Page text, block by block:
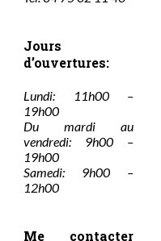
Jours
d’ouvertures:
Lundi: 11h00 –
19h00
Du mardi au
vendredi: 9h00 –
19h00
Samedi: 9h00 –
12h00
Me contacter